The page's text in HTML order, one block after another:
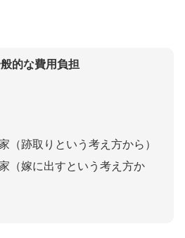
的な費用負担
（跡取りという考え方から）
（嫁に出すという考え方か